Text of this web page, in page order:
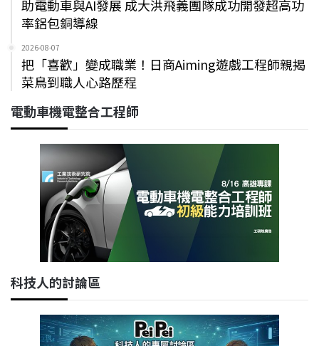
助電動車與AI發展 成大洪飛義團隊成功開發超高功
率鋁包銅導線
2026-08-07
把「喜歡」變成職業！日商Aiming遊戲工程師親揭
菜鳥到職人心路歷程
電動車機電整合工程師
科技人的討論區